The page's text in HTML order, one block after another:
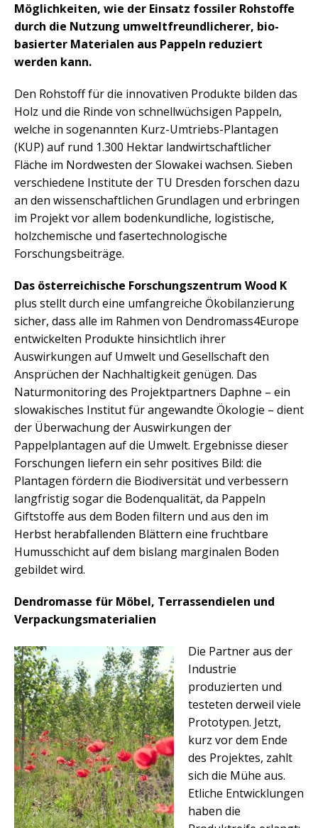
Möglichkeiten, wie der Einsatz fossiler Rohstoffe
durch die Nutzung umweltfreundlicherer, bio-
basierter Materialen aus Pappeln reduziert
werden kann.
Den Rohstoff für die innovativen Produkte bilden das
Holz und die Rinde von schnellwüchsigen Pappeln,
welche in sogenannten Kurz-Umtriebs-Plantagen
(KUP) auf rund 1.300 Hektar landwirtschaftlicher
Fläche im Nordwesten der Slowakei wachsen. Sieben
verschiedene Institute der TU Dresden forschen dazu
an den wissenschaftlichen Grundlagen und erbringen
im Projekt vor allem bodenkundliche, logistische,
holzchemische und fasertechnologische
Forschungsbeiträge.
Das österreichische Forschungszentrum Wood K
plus stellt durch eine umfangreiche Ökobilanzierung
sicher, dass alle im Rahmen von Dendromass4Europe
entwickelten Produkte hinsichtlich ihrer
Auswirkungen auf Umwelt und Gesellschaft den
Ansprüchen der Nachhaltigkeit genügen. Das
Naturmonitoring des Projektpartners Daphne – ein
slowakisches Institut für angewandte Ökologie – dient
der Überwachung der Auswirkungen der
Pappelplantagen auf die Umwelt. Ergebnisse dieser
Forschungen liefern ein sehr positives Bild: die
Plantagen fördern die Biodiversität und verbessern
langfristig sogar die Bodenqualität, da Pappeln
Giftstoffe aus dem Boden filtern und aus den im
Herbst herabfallenden Blättern eine fruchtbare
Humusschicht auf dem bislang marginalen Boden
gebildet wird.
Dendromasse für Möbel, Terrassendielen und
Verpackungsmaterialien
Die Partner aus der
Industrie
produzierten und
testeten derweil viele
Prototypen. Jetzt,
kurz vor dem Ende
des Projektes, zahlt
sich die Mühe aus.
Etliche Entwicklungen
haben die